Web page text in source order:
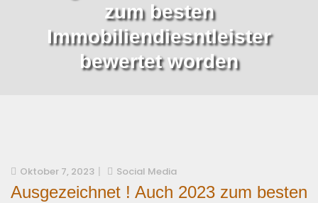
zum besten
Immobiliendiesntleister
bewertet worden
Oktober 7, 2023 Social Media
Ausgezeichnet ! Auch 2023 zum besten